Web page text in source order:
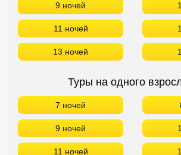
9 ночей
11 ночей
13 ночей
Туры на одного
7 ночей
9 ночей
11 ночей